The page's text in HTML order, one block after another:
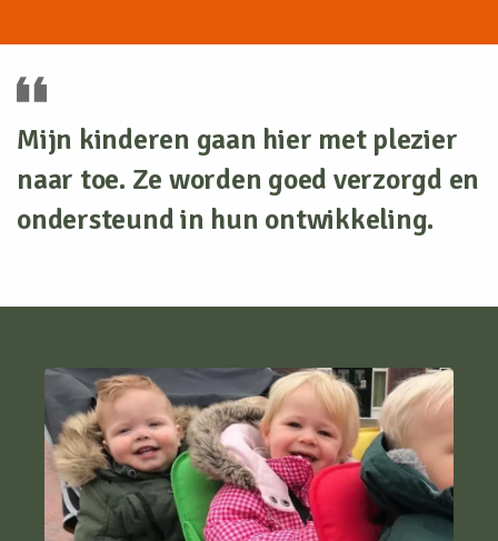
Mijn kinderen gaan hier met plezier
naar toe. Ze worden goed verzorgd en
ondersteund in hun ontwikkeling.